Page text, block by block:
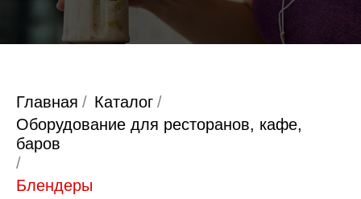
Главная / Каталог /
Оборудование для ресторанов, кафе,
баров
/
Блендеры